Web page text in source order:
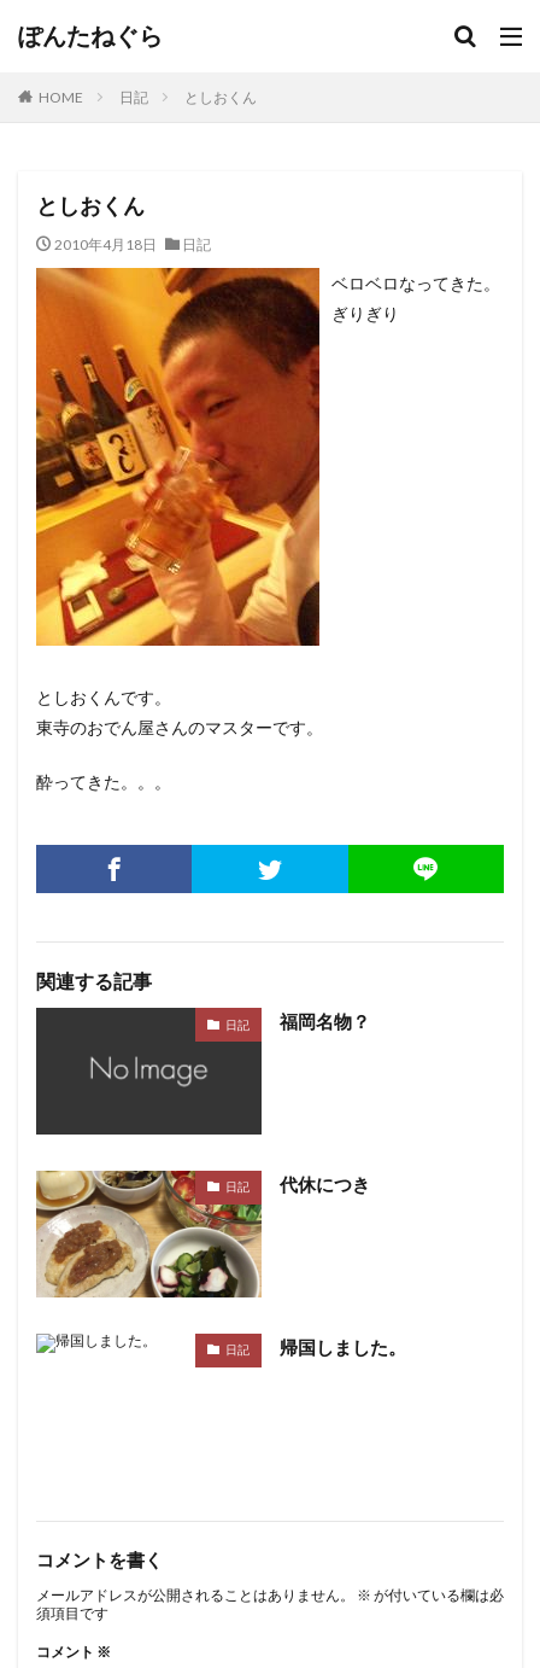
ぽんたねぐら
HOME 日記 としおくん
としおくん
2010年4月18日 日記
ベロベロなってきた。
ぎりぎり
としおくんです。
東寺のおでん屋さんのマスターです。
酔ってきた。。。
関連する記事
日記 福岡名物？
日記 代休につき
日記 帰国しました。
コメントを書く
メールアドレスが公開されることはありません。 ※ が付いている欄は必
須項目です
コメント ※